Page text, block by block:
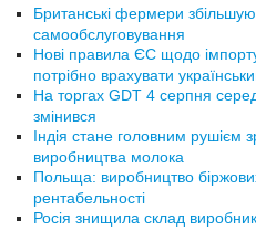
Британські фермери
самообслуговування
Нові правила ЄС щодо
потрібно врахувати
На торгах GDT 4 серпня
змінився
Індія стане головним рушієм
виробництва молока
Польща: виробництво
рентабельності
Росія знищила склад